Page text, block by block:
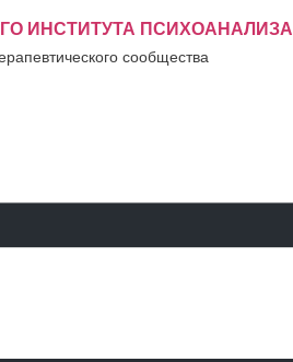
ИНСТИТУТА ПСИХОАНАЛИЗА
сообщества